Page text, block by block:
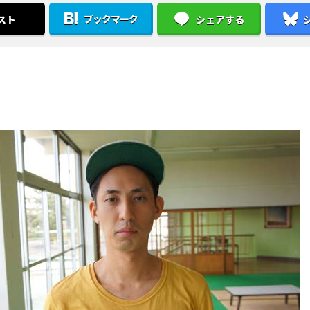
ト ブックマーク シェアする